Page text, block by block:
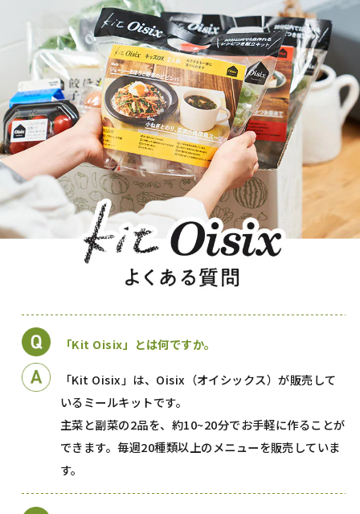
「Kit Oisix」とは何ですか。
「Kit Oisix」は、Oisix（オイシックス）が販売して
いるミールキットです。
主菜と副菜の2品を、約10~20分でお手軽に作ることが
できます。毎週20種類以上のメニューを販売していま
す。